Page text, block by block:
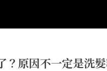
？原因不一定是洗